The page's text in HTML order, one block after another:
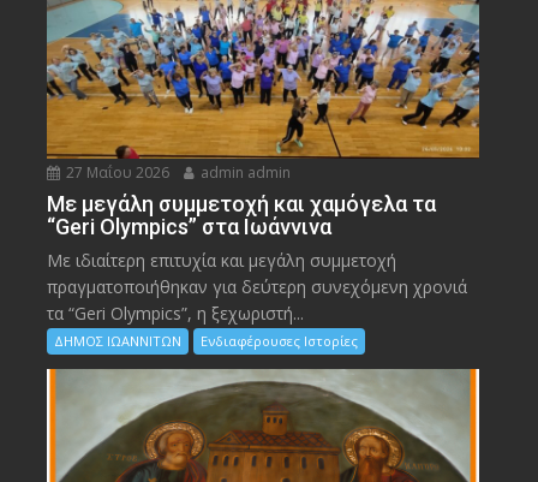
27 Μαΐου 2026 admin admin
Με μεγάλη συμμετοχή και χαμόγελα τα
“Geri Olympics” στα Ιωάννινα
Με ιδιαίτερη επιτυχία και μεγάλη συμμετοχή
πραγματοποιήθηκαν για δεύτερη συνεχόμενη χρονιά
τα “Geri Olympics”, η ξεχωριστή...
ΔΗΜΟΣ ΙΩΑΝΝΙΤΩΝ Ενδιαφέρουσες Ιστορίες